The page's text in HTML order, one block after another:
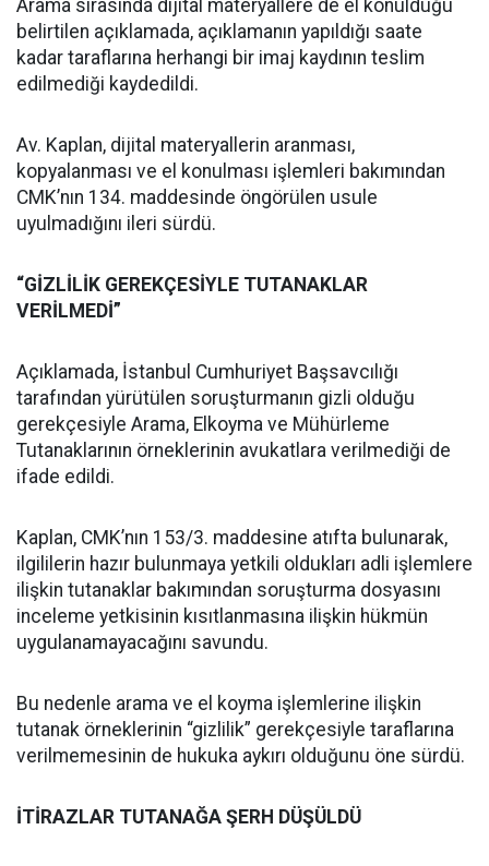
Arama sırasında dijital materyallere de el konulduğu
belirtilen açıklamada, açıklamanın yapıldığı saate
kadar taraflarına herhangi bir imaj kaydının teslim
edilmediği kaydedildi.
Av. Kaplan, dijital materyallerin aranması,
kopyalanması ve el konulması işlemleri bakımından
CMK’nın 134. maddesinde öngörülen usule
uyulmadığını ileri sürdü.
“GİZLİLİK GEREKÇESİYLE TUTANAKLAR
VERİLMEDİ”
Açıklamada, İstanbul Cumhuriyet Başsavcılığı
tarafından yürütülen soruşturmanın gizli olduğu
gerekçesiyle Arama, Elkoyma ve Mühürleme
Tutanaklarının örneklerinin avukatlara verilmediği de
ifade edildi.
Kaplan, CMK’nın 153/3. maddesine atıfta bulunarak,
ilgililerin hazır bulunmaya yetkili oldukları adli işlemlere
ilişkin tutanaklar bakımından soruşturma dosyasını
inceleme yetkisinin kısıtlanmasına ilişkin hükmün
uygulanamayacağını savundu.
Bu nedenle arama ve el koyma işlemlerine ilişkin
tutanak örneklerinin “gizlilik” gerekçesiyle taraflarına
verilmemesinin de hukuka aykırı olduğunu öne sürdü.
İTİRAZLAR TUTANAĞA ŞERH DÜŞÜLDÜ